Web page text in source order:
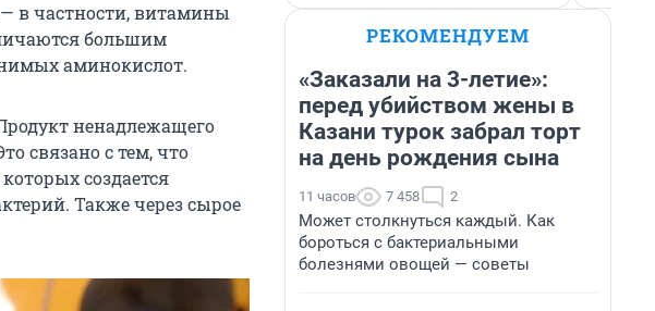
в частности, витамины
большим
аминокислот.
ненадлежащего
связано с тем, что
создается
Также через сырое
РЕКОМЕНДУЕМ
«Заказали на 3-летие»:
перед убийством жены в
Казани турок забрал торт
на день рождения сына
11 часов 7 458 2
Может столкнуться каждый. Как
бороться с бактериальными
болезнями овощей — советы